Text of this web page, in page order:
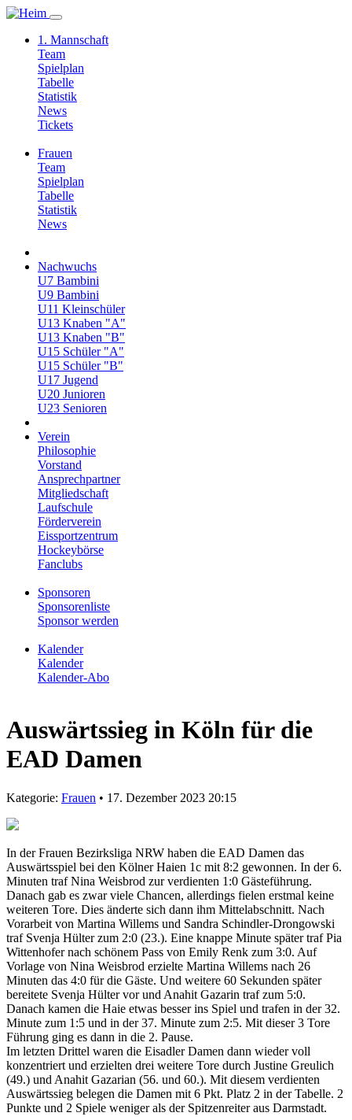
1. Mannschaft
Team
Spielplan
Tabelle
Statistik
News
Tickets
Frauen
Team
Spielplan
Tabelle
Statistik
News
Nachwuchs
U7 Bambini
U9 Bambini
U11 Kleinschüler
U13 Knaben "A"
U13 Knaben "B"
U15 Schüler "A"
U15 Schüler "B"
U17 Jugend
U20 Junioren
U23 Senioren
Verein
Philosophie
Vorstand
Ansprechpartner
Mitgliedschaft
Laufschule
Förderverein
Eissportzentrum
Hockeybörse
Fanclubs
Sponsoren
Sponsorenliste
Sponsor werden
Kalender
Kalender
Kalender-Abo
Auswärtssieg in Köln für die
EAD Damen
Kategorie: Frauen • 17. Dezember 2023 20:15
In der Frauen Bezirksliga NRW haben die EAD Damen das
Auswärtsspiel bei den Kölner Haien 1c mit 8:2 gewonnen. In der 6.
Minuten traf Nina Weisbrod zur verdienten 1:0 Gästeführung.
Danach gab es zwar viele Chancen, allerdings fielen erstmal keine
weiteren Tore. Dies änderte sich dann ihm Mittelabschnitt. Nach
Vorarbeit von Martina Willems und Sandra Schindler-Drongowski
traf Svenja Hülter zum 2:0 (23.). Eine knappe Minute später traf Pia
Wittenhofer nach schönem Pass von Emily Renk zum 3:0. Auf
Vorlage von Nina Weisbrod erzielte Martina Willems nach 26
Minuten das 4:0 für die Gäste. Und weitere 60 Sekunden später
bereitete Svenja Hülter vor und Anahit Gazarin traf zum 5:0.
Danach kamen die Haie etwas besser ins Spiel und trafen in der 32.
Minute zum 1:5 und in der 37. Minute zum 2:5. Mit dieser 3 Tore
Führung ging es dann in die 2. Pause.
Im letzten Drittel waren die Eisadler Damen dann wieder voll
konzentriert und erzielten drei weitere Tore durch Justine Greulich
(49.) und Anahit Gazarian (56. und 60.). Mit diesem verdienten
Auswärtssieg belegen die Damen mit 6 Pkt. Platz 2 in der Tabelle. 2
Punkte und 2 Spiele weniger als der Spitzenreiter aus Darmstadt.